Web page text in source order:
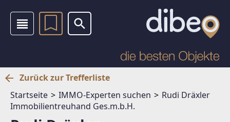
Zurück zur Trefferliste
Startseite
IMMO-Experten suchen
Rudi Dräxler
Immobilientreuhand Ges.m.b.H.